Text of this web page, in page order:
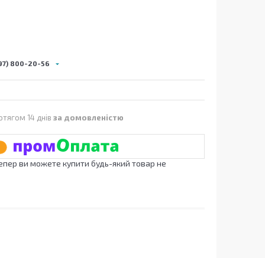
800-20-56
14 днів за домовленістю
ви можете купити будь-який товар не